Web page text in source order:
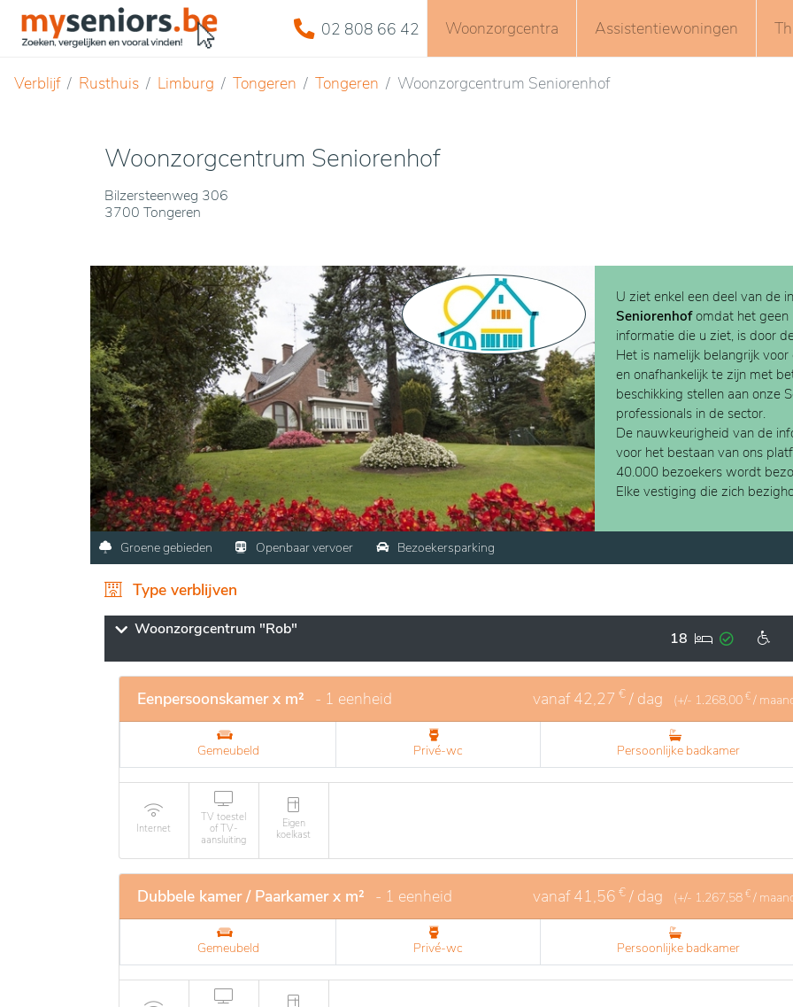
02 808 66 42 Woonzorgcentra Assistentiewoningen
Verblijf Rusthuis Limburg Tongeren Tongeren Woonzorgcentrum Seniorenhof
Woonzorgcentrum Seniorenhof
Bilzersteenweg 306
3700 Tongeren
U ziet enkel een deel van de
Seniorenhofomdat het geen
informatie die u ziet, is door
Het is namelijk belangrijk
en onafhankelijk te zijn met
beschikking stellen aan onze
professionals in de sector.
De nauwkeurigheid van de
voor het bestaan van ons
40.000 bezoekers wordt
Elke vestiging die zich
Groene gebieden Openbaar vervoer Bezoekersparking
Type verblijven
Woonzorgcentrum "Rob" 18
Eenpersoonskamer x m² - 1 eenheid vanaf42,27 € / dag (+/- 1.268,00 € /
Gemeubeld Privé-wc Persoonlijke badkamer
Internet
TV toestel
of TV-
aansluiting
Eigen
koelkast
Dubbele kamer / Paarkamer x m² - 1 eenheid vanaf41,56 € / dag (+/- 1.267,58 € /
Gemeubeld Privé-wc Persoonlijke badkamer